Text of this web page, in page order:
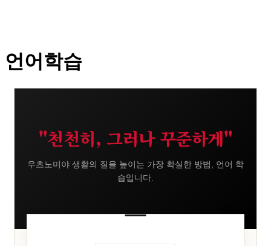
언어학습
"천천히, 그러나 꾸준하게"
우츠노미야 생활의 질을 높이는 가장 확실한 방법, 언어 학
습입니다.